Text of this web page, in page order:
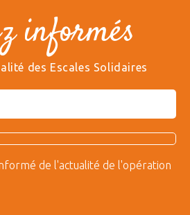
informés
des Escales Solidaires
de l'actualité de l'opération